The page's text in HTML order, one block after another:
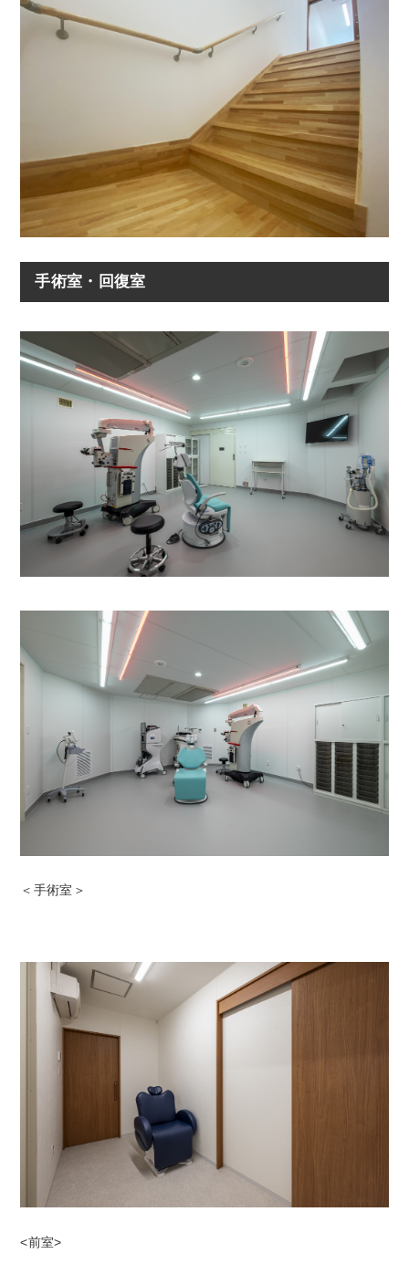
手術室・回復室
＜手術室＞
<前室>